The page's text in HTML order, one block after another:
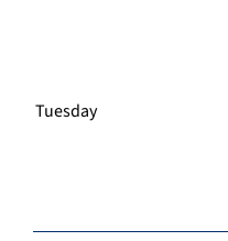
Tuesday